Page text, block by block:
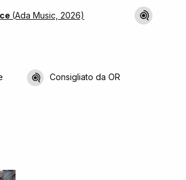
(Ada Music, 2026)
Consigliato da OR